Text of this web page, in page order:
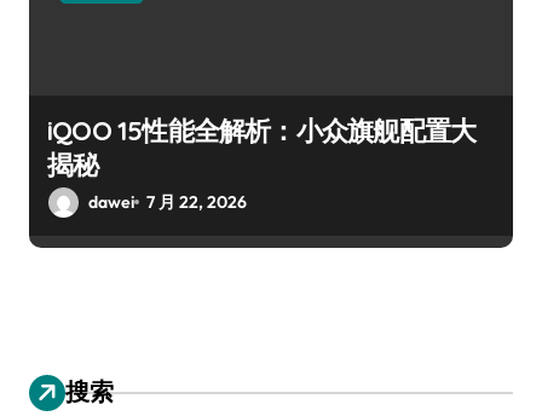
iQOO 15性能全解析：小众旗舰配置大
揭秘
dawei 7 月 22, 2026
搜索